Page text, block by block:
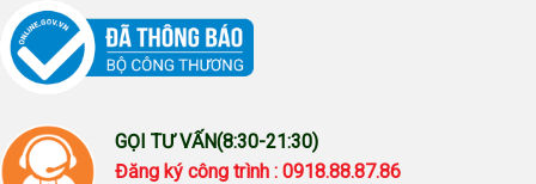
GỌI TƯ VẤN(8:30-21:30)
Đăng ký công trình : 0918.88.87.86